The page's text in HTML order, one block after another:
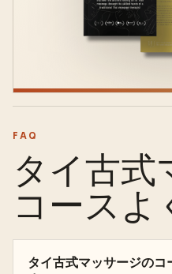
FAQ
タイ古式
コースよ
タイ古式マッサージの